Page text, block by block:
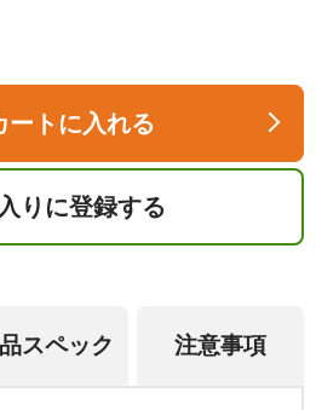
ートに入れる
りに登録する
スペック 注意事項